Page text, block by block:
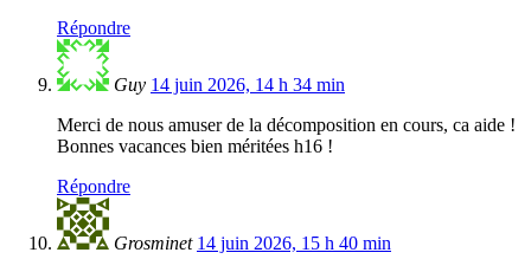
Répondre
Guy 14 juin 2026, 14 h 34 min
Merci de nous amuser de la décomposition en cours, ca aide !
Bonnes vacances bien méritées h16 !
Répondre
Grosminet 14 juin 2026, 15 h 40 min